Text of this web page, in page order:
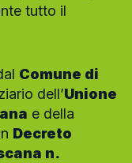
tutto il
Comune di
dell’Unione
e della
Decreto
n.